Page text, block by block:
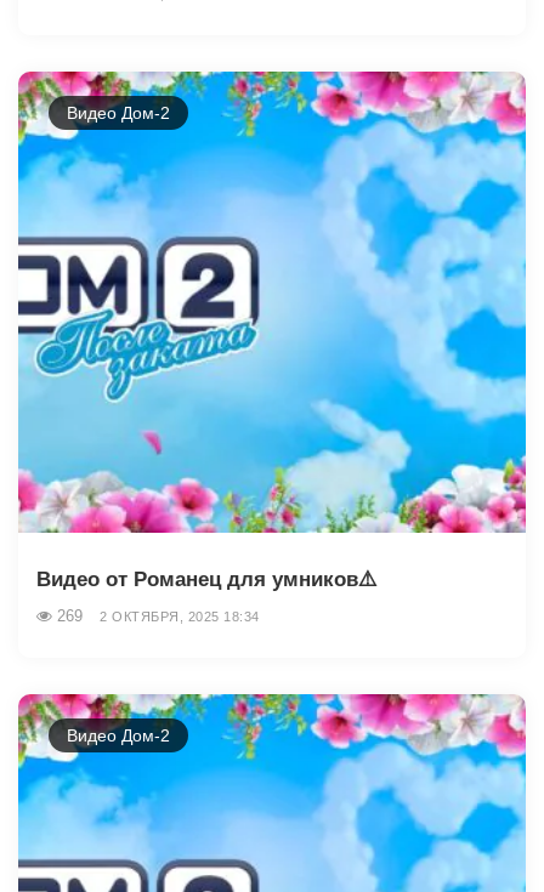
Видео Дом-2
Видео от Романец для умников⚠️
269 2 ОКТЯБРЯ, 2025 18:34
Видео Дом-2